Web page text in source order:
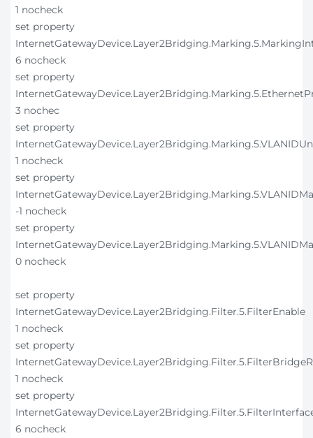
1 nocheck
set property
6 nocheck
set property
3 nochec
set property
1 nocheck
set property
-1 nocheck
set property
0 nocheck
set property
InternetGatewayDevice.Layer2Bridging.Filter.5.FilterEnable
1 nocheck
set property
1 nocheck
set property
6 nocheck